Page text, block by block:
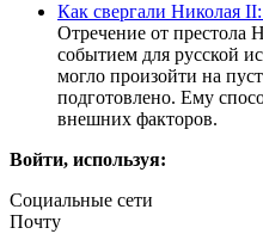
Как свергали Николая
Отречение от престола
событием для русской
могло произойти на
подготовлено. Ему
внешних факторов.
Войти, используя:
Социальные сети
Почту